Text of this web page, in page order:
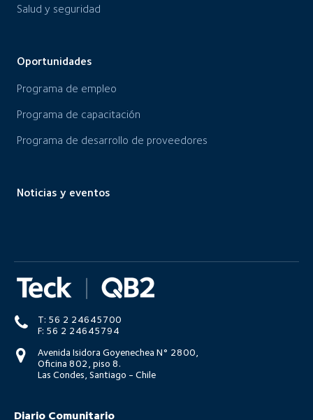
Salud y seguridad
Oportunidades
Programa de empleo
Programa de capacitación
Programa de desarrollo de proveedores
Noticias y eventos
T: 56 2 24645700
F: 56 2 24645794
Avenida Isidora Goyenechea N° 2800,
Oficina 802, piso 8.
Las Condes, Santiago - Chile
Diario Comunitario